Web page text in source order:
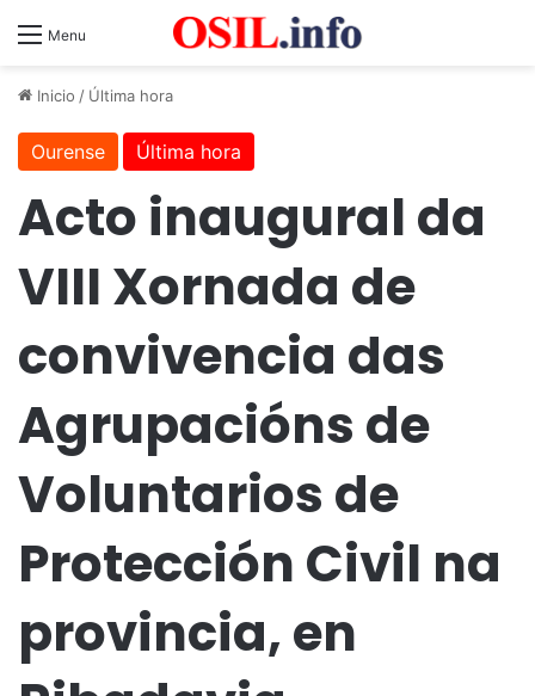
Menu
Inicio / Última hora
Ourense Última hora
Acto inaugural da
VIII Xornada de
convivencia das
Agrupacións de
Voluntarios de
Protección Civil na
provincia, en